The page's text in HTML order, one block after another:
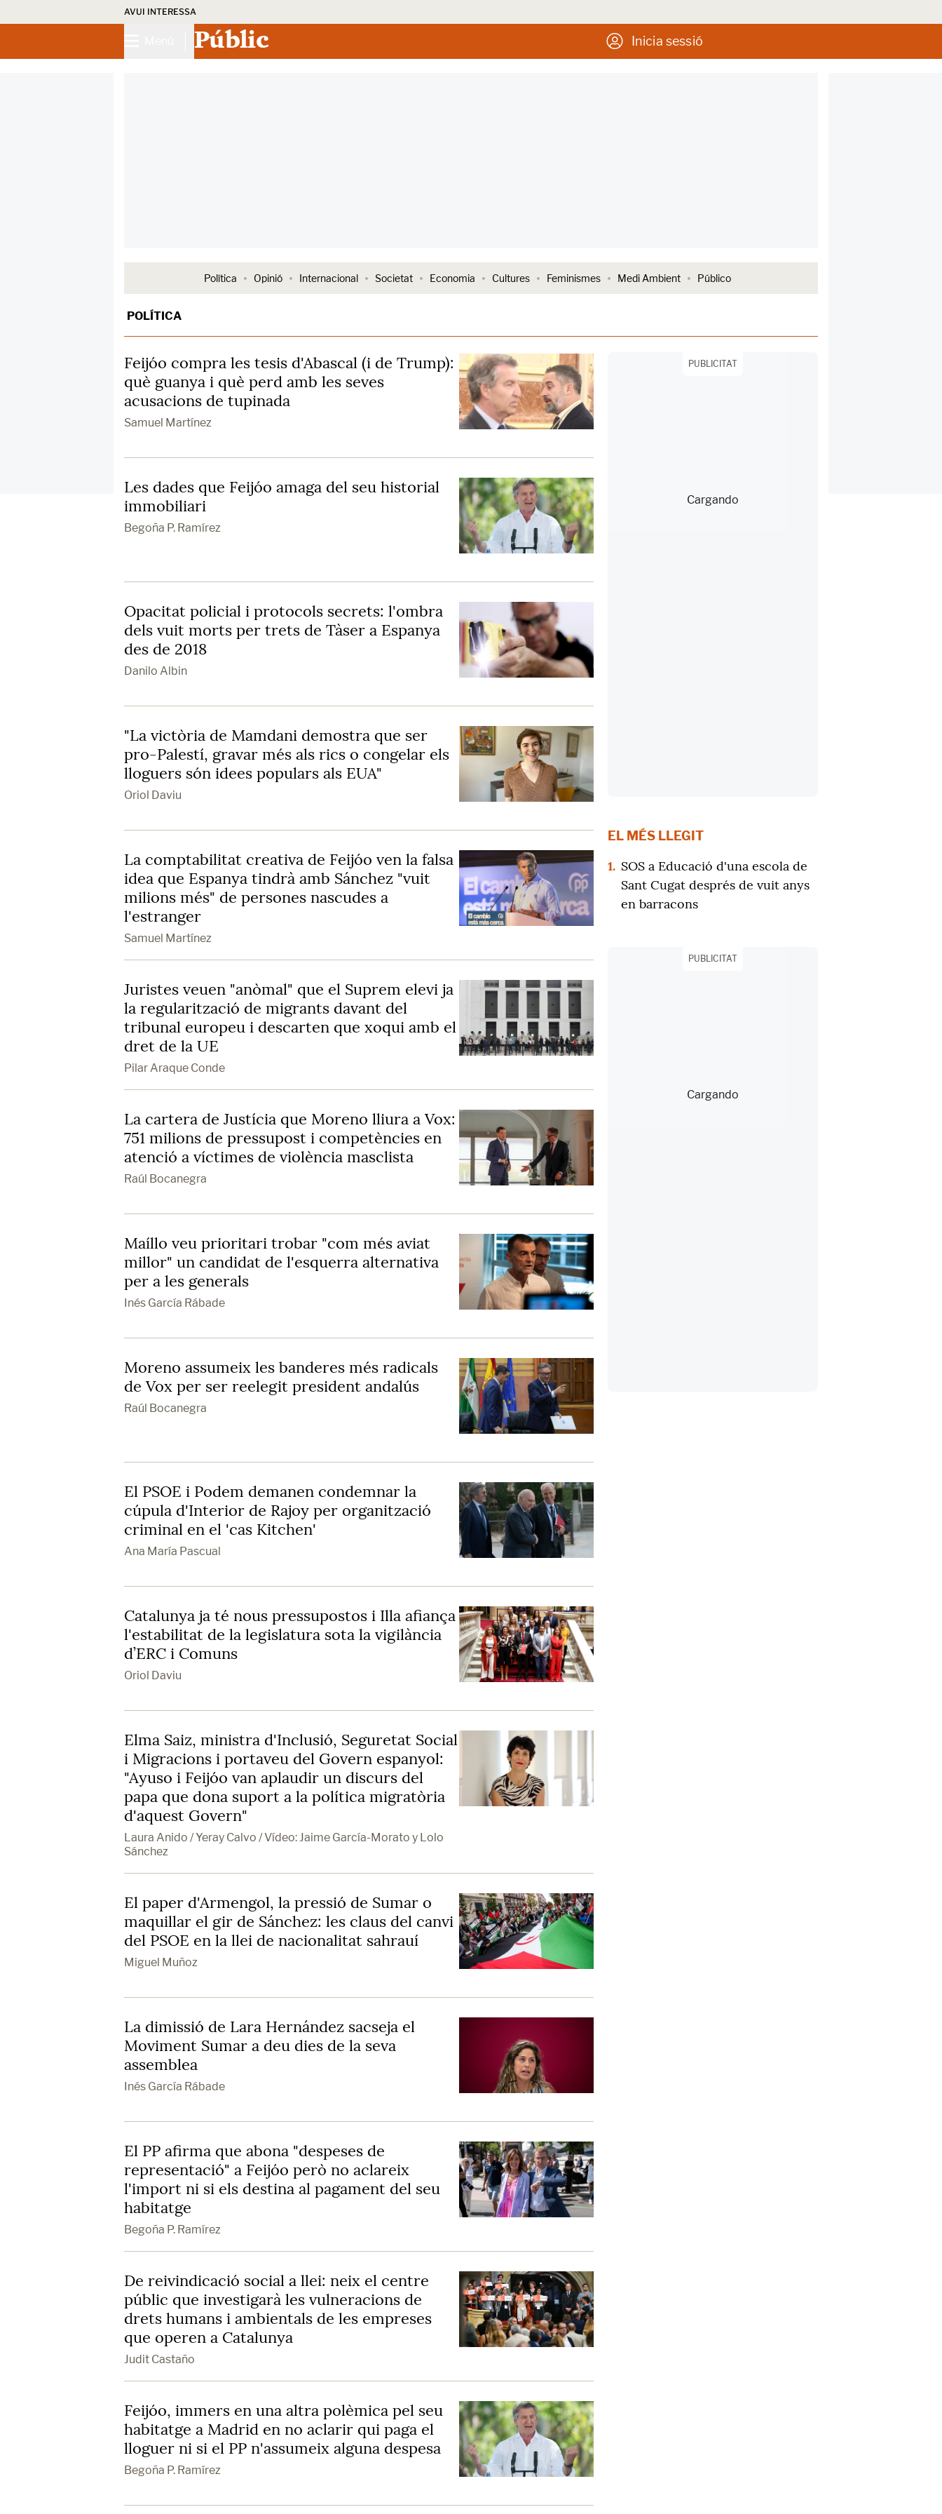
AVUI INTERESSA
Públic Inicia sessió
Política Opinió Internacional Societat Economia Cultures Feminismes Medi Ambient Público
POLÍTICA
Feijóo compra les tesis d'Abascal (i de Trump):
què guanya i què perd amb les seves
acusacions de tupinada
Samuel Martínez
Les dades que Feijóo amaga del seu historial
immobiliari
Begoña P. Ramírez
Opacitat policial i protocols secrets: l'ombra
dels vuit morts per trets de Tàser a Espanya
des de 2018
Danilo Albin
"La victòria de Mamdani demostra que ser
pro-Palestí, gravar més als rics o congelar els
lloguers són idees populars als EUA"
Oriol Daviu
La comptabilitat creativa de Feijóo ven la falsa
idea que Espanya tindrà amb Sánchez "vuit
milions més" de persones nascudes a
l'estranger
Samuel Martínez
Juristes veuen "anòmal" que el Suprem elevi ja
la regularització de migrants davant del
tribunal europeu i descarten que xoqui amb el
dret de la UE
Pilar Araque Conde
La cartera de Justícia que Moreno lliura a Vox:
751 milions de pressupost i competències en
atenció a víctimes de violència masclista
Raúl Bocanegra
Maíllo veu prioritari trobar "com més aviat
millor" un candidat de l'esquerra alternativa
per a les generals
Inés García Rábade
Moreno assumeix les banderes més radicals
de Vox per ser reelegit president andalús
Raúl Bocanegra
El PSOE i Podem demanen condemnar la
cúpula d'Interior de Rajoy per organització
criminal en el 'cas Kitchen'
Ana María Pascual
Catalunya ja té nous pressupostos i Illa afiança
l'estabilitat de la legislatura sota la vigilància
d’ERC i Comuns
Oriol Daviu
Elma Saiz, ministra d'Inclusió, Seguretat Social
i Migracions i portaveu del Govern espanyol:
"Ayuso i Feijóo van aplaudir un discurs del
papa que dona suport a la política migratòria
d'aquest Govern"
Laura Anido / Yeray Calvo / Vídeo: Jaime García-Morato y Lolo
Sánchez
El paper d'Armengol, la pressió de Sumar o
maquillar el gir de Sánchez: les claus del canvi
del PSOE en la llei de nacionalitat sahrauí
Miguel Muñoz
La dimissió de Lara Hernández sacseja el
Moviment Sumar a deu dies de la seva
assemblea
Inés García Rábade
El PP afirma que abona "despeses de
representació" a Feijóo però no aclareix
l'import ni si els destina al pagament del seu
habitatge
Begoña P. Ramírez
De reivindicació social a llei: neix el centre
públic que investigarà les vulneracions de
drets humans i ambientals de les empreses
que operen a Catalunya
Judit Castaño
Feijóo, immers en una altra polèmica pel seu
habitatge a Madrid en no aclarir qui paga el
lloguer ni si el PP n'assumeix alguna despesa
Begoña P. Ramírez
PUBLICITAT
EL MÉS LLEGIT
1. SOS a Educació d'una escola de
Sant Cugat després de vuit anys
en barracons
PUBLICITAT